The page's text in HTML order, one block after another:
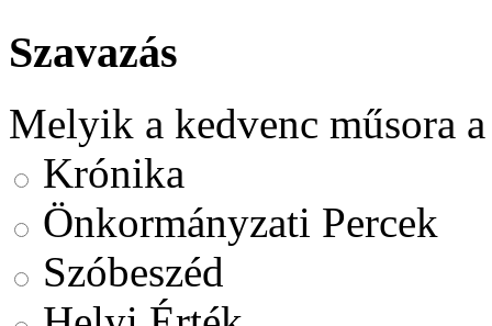
Szavazás
Melyik a kedvenc műsora
Krónika
Önkormányzati Percek
Szóbeszéd